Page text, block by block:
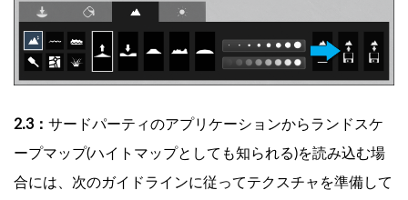
2.3： サードパーティのアプリケーションからランドスケ
ープマップ(ハイトマップとしても知られる)を読み込む場
合には、次のガイドラインに従ってテクスチャを準備して